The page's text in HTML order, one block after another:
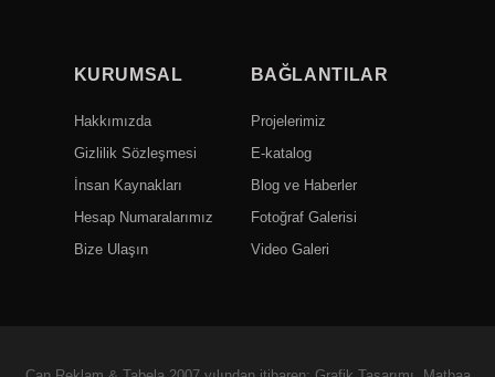
KURUMSAL
Hakkımızda
Gizlilik Sözleşmesi
İnsan Kaynakları
Hesap Numaralarımız
Bize Ulaşın
BAĞLANTILAR
Projelerimiz
E-katalog
Blog ve Haberler
Fotoğraf Galerisi
Video Galeri